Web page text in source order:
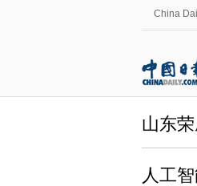
China
山东
人工